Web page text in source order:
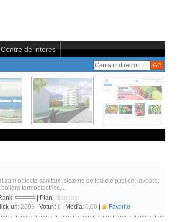
Centre de interes
obiecte sanitare: sisteme de toalete publice, lavoare,
termoelectrice,...
| Plan: Standard
uri: 2693 | Voturi: 0 | Media: 0.00 Favorite